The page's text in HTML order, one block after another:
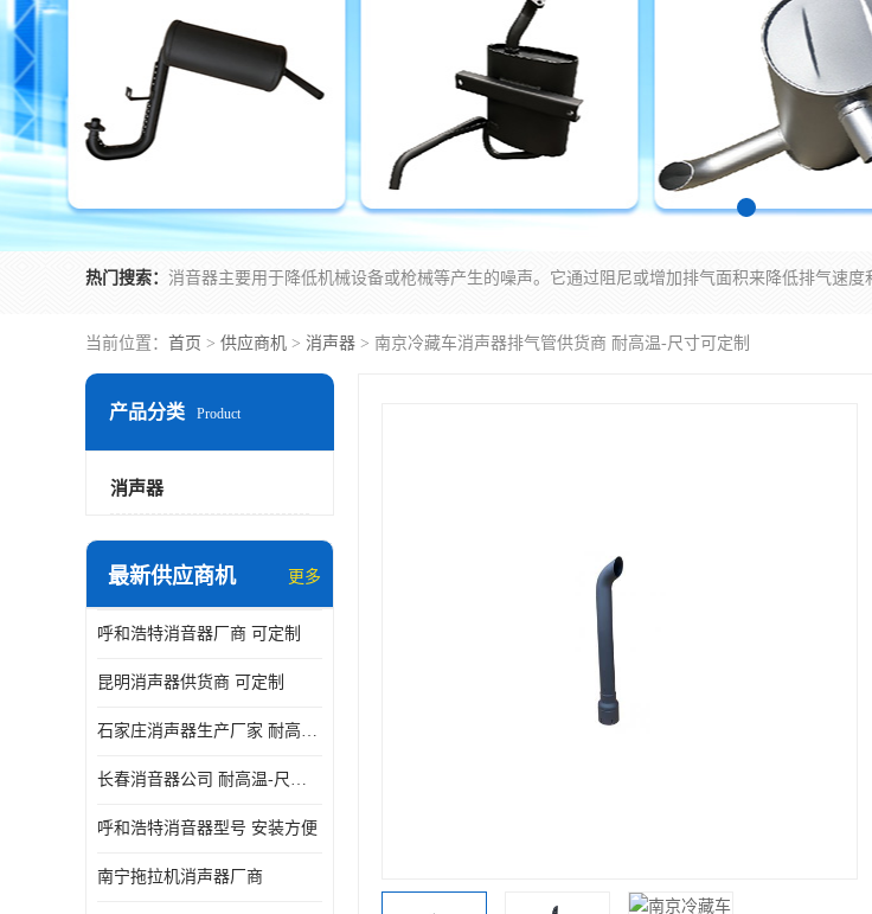
热门搜索：
当前位置： 首页 > 供应商机 > 消声器 > 南京冷藏车消声器排气管供货商 耐高温-尺寸可定制
产品分类 Product
消声器
最新供应商机 更多
呼和浩特消音器厂商 可定制
昆明消声器供货商 可定制
石家庄消声器生产厂家 耐高温-尺寸可定制
长春消音器公司 耐高温-尺寸可定制
呼和浩特消音器型号 安装方便
南宁拖拉机消声器厂商